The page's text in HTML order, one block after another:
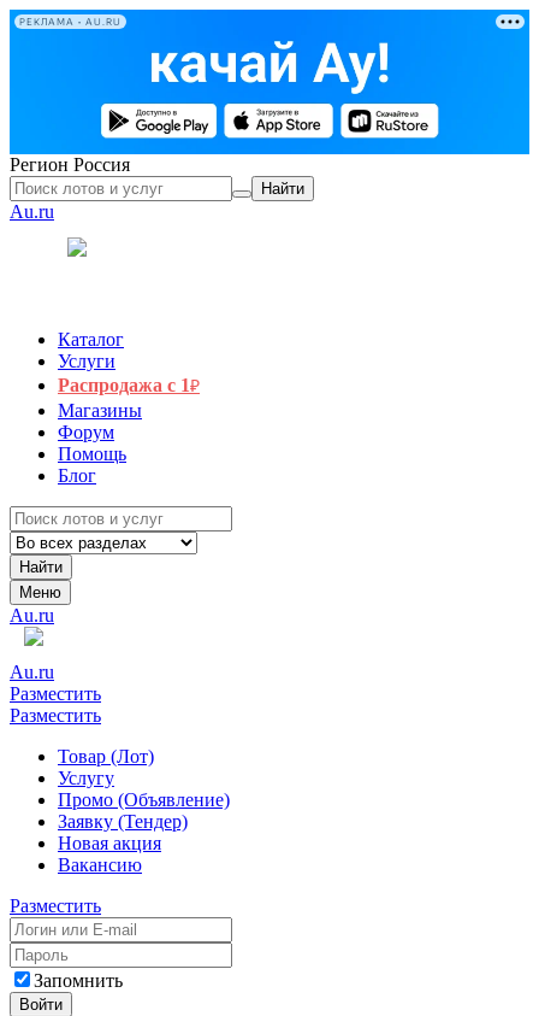
РЕКЛАМА • AU.RU
Регион Россия
Найти
Au.ru
Каталог
Услуги
Распродажа с 1₽
Магазины
Форум
Помощь
Блог
Найти
Меню
Au.ru
Au.ru
Разместить
Разместить
Товар (Лот)
Услугу
Промо (Объявление)
Заявку (Тендер)
Новая акция
Вакансию
Разместить
Запомнить
Войти